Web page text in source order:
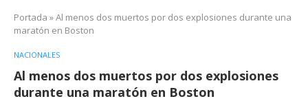
Portada »Al menos dos muertos por dos explosiones durante una
maratón en Boston
NACIONALES
Al menos dos muertos por dos explosiones
durante una maratón en Boston